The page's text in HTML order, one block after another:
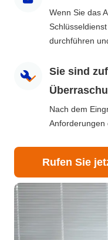
Wenn Sie das
durchführen
Sie sind
Nach dem
Anforderungen
Rufen Sie